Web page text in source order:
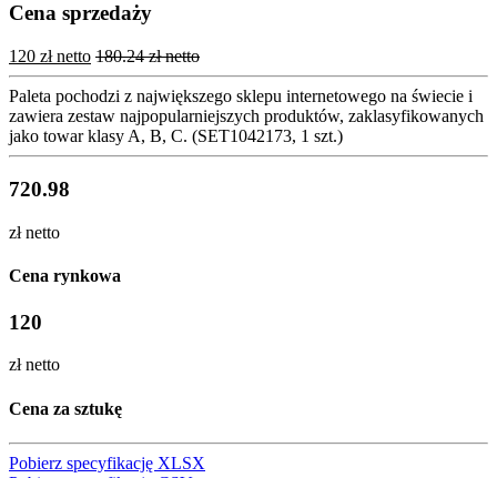
Cena sprzedaży
120 zł netto 180.24 zł netto
Paleta pochodzi z największego sklepu internetowego na świecie i
zawiera zestaw najpopularniejszych produktów, zaklasyfikowanych
jako towar klasy A, B, C. (SET1042173, 1 szt.)
720.98
zł netto
Cena rynkowa
120
zł netto
Cena za sztukę
Pobierz specyfikację XLSX